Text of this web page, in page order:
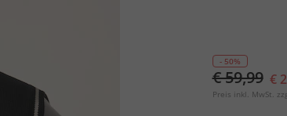
- 50%
€ 59,99 €
Preis inkl. MwSt.